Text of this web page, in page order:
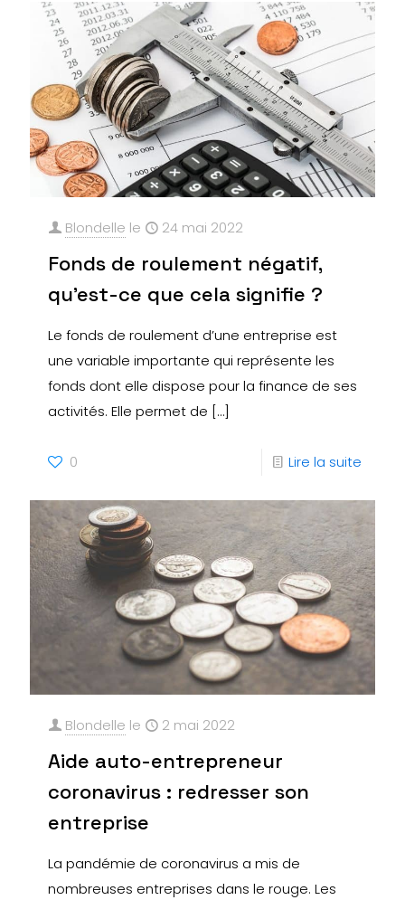
Blondelle le 24 mai 2022
Fonds de roulement négatif,
qu’est-ce que cela signifie ?
Le fonds de roulement d’une entreprise est
une variable importante qui représente les
fonds dont elle dispose pour la finance de ses
activités. Elle permet de […]
0 Lire la suite
Blondelle le 2 mai 2022
Aide auto-entrepreneur
coronavirus : redresser son
entreprise
La pandémie de coronavirus a mis de
nombreuses entreprises dans le rouge. Les